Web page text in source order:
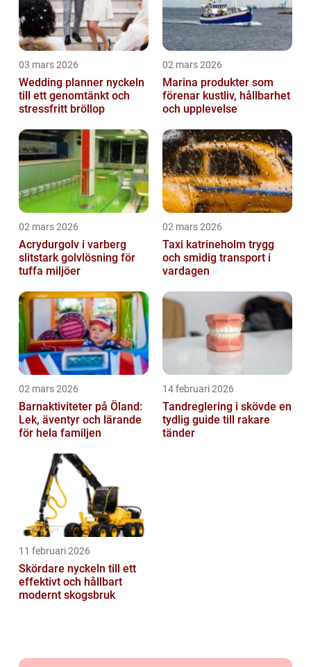
03 mars 2026
Wedding planner nyckeln
till ett genomtänkt och
stressfritt bröllop
02 mars 2026
Marina produkter som
förenar kustliv, hållbarhet
och upplevelse
02 mars 2026
Acrydurgolv i varberg
slitstark golvlösning för
tuffa miljöer
02 mars 2026
Taxi katrineholm trygg
och smidig transport i
vardagen
02 mars 2026
Barnaktiviteter på Öland:
Lek, äventyr och lärande
för hela familjen
14 februari 2026
Tandreglering i skövde en
tydlig guide till rakare
tänder
11 februari 2026
Skördare nyckeln till ett
effektivt och hållbart
modernt skogsbruk